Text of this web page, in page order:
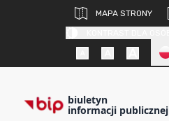
MAPA STRONY
biuletyn
informacji publicznej